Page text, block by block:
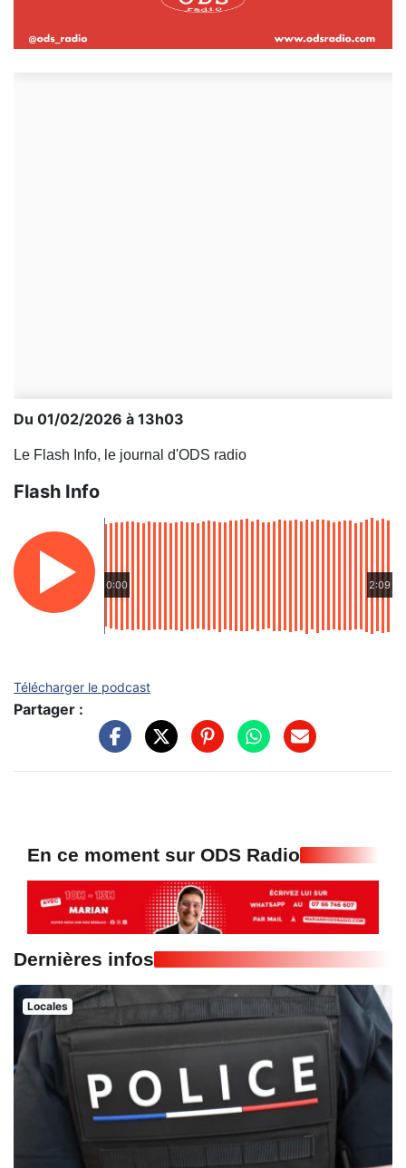
Du 01/02/2026 à 13h03
Le Flash Info, le journal d'ODS radio
Flash Info
0:00 2:09
Télécharger le podcast
Partager :
En ce moment sur ODS Radio
Dernières infos
Locales